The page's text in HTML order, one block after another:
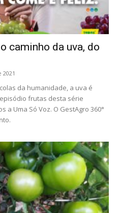
o caminho da uva, do
da humanidade, a uva é
frutas desta série
a Uma Só Voz. O GestAgro 360°